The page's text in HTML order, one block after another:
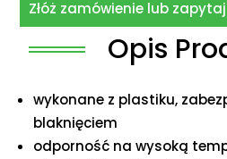
Złóż zamówienie lub
Opis
wykonane z plastiku,
blaknięciem
odporność na wysoką